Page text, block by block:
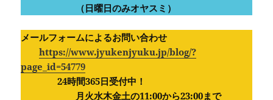
（日曜日のみオヤスミ）‪
メールフォームによるお問い合わせ
https://www.jyukenjyuku.jp/blog/?
page_id=54779
24時間365日受付中！
月火水木金土の11:00から23:00まで